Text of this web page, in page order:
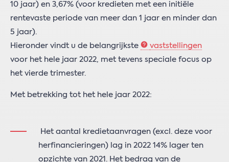
10 jaar) en 3,67% (voor kredieten met een initiële
rentevaste periode van meer dan 1 jaar en minder dan
5 jaar).
Hieronder vindt u de belangrijkste
vaststellingen
voor het hele jaar 2022, met tevens speciale focus op
het vierde trimester.
Met betrekking tot het hele jaar 2022:
Het aantal kredietaanvragen (excl. deze voor
herfinancieringen) lag in 2022 14% lager ten
opzichte van 2021. Het bedrag van de